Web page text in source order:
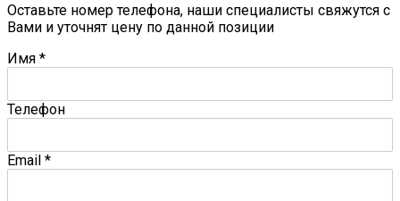
Оставьте номер телефона, наши специалисты свяжутся с
Вами и уточнят цену по данной позиции
Имя *
Телефон
Email *